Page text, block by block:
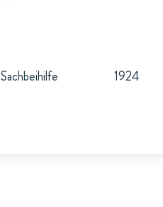
Sachbeihilfe 1924